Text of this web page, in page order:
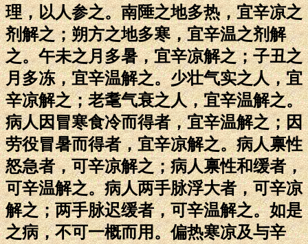
理，以人参之。南陲之地多热，宜辛凉之
剂解之；朔方之地多寒，宜辛温之剂解
之。午未之月多暑，宜辛凉解之；子丑之
月多冻，宜辛温解之。少壮气实之人，宜
辛凉解之；老耄气衰之人，宜辛温解之。
病人因冒寒食冷而得者，宜辛温解之；因
劳役冒暑而得者，宜辛凉解之。病人禀性
怒急者，可辛凉解之；病人禀性和缓者，
可辛温解之。病人两手脉浮大者，可辛凉
解之；两手脉迟缓者，可辛温解之。如是
之病，不可一概而用。偏热寒凉及与辛